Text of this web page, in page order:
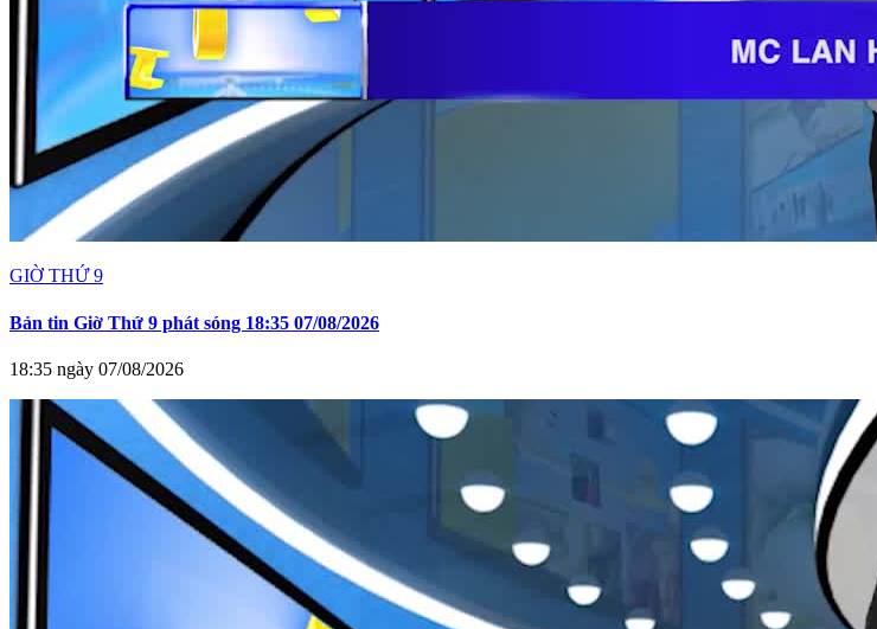
GIỜ THỨ 9
Bản tin Giờ Thứ 9 phát sóng 18:35 07/08/2026
18:35 ngày 07/08/2026